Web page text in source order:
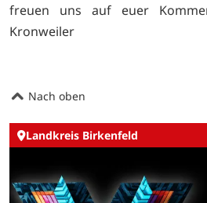
freuen uns auf euer
Kronweiler
Nach oben
Landkreis Birkenfeld